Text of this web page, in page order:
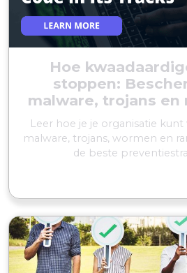
Hoe
stoppen:
malware, trojans en
Leer hoe je je organisatie
malware, trojans, wormen en
de beste